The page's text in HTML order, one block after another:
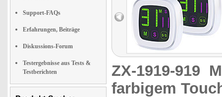
Support-FAQs
Erfahrungen, Beiträge
Diskussions-Forum
Testergebnisse aus Tests &
Testberichten
ZX-1919-919
farbigem